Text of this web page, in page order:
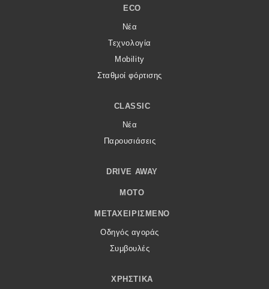
ECO
Νέα
Τεχνολογία
Mobility
Σταθμοί φόρτισης
CLASSIC
Νέα
Παρουσιάσεις
DRIVE AWAY
MOTO
ΜΕΤΑΧΕΙΡΙΣΜΈΝΟ
Οδηγός αγοράς
Συμβουλές
ΧΡΗΣΤΙΚΆ